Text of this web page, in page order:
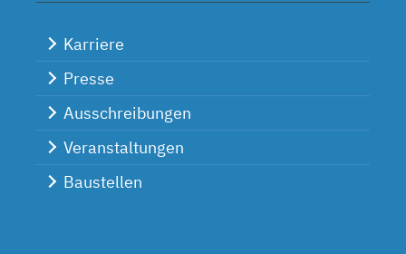
Karriere
Presse
Ausschreibungen
Veranstaltungen
Baustellen